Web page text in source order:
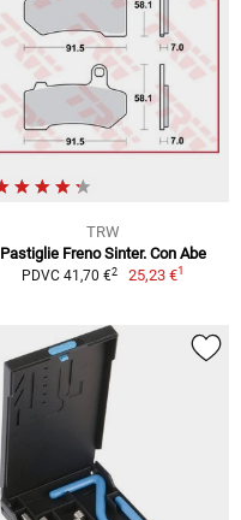
TRW
Pastiglie Freno Sinter. Con Abe
PDVC 41,70 €2 25,23 €1